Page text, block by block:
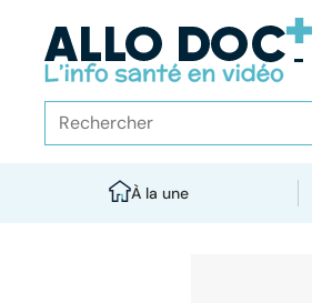
À la une